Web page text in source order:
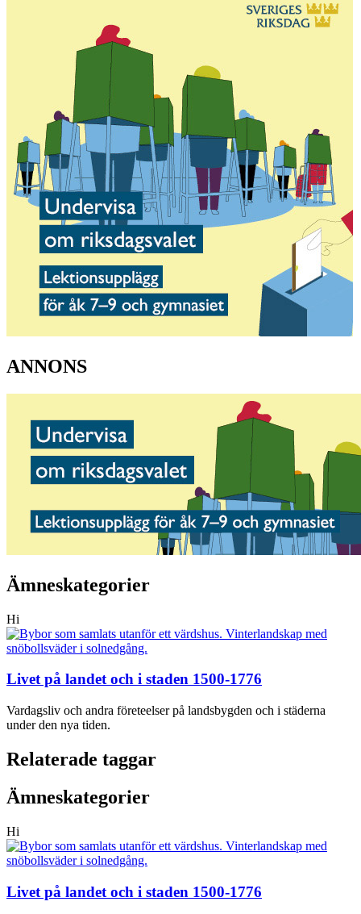
ANNONS
Ämneskategorier
Hi
Livet på landet och i staden 1500-1776
Vardagsliv och andra företeelser på landsbygden och i städerna
under den nya tiden.
Relaterade taggar
Ämneskategorier
Hi
Livet på landet och i staden 1500-1776